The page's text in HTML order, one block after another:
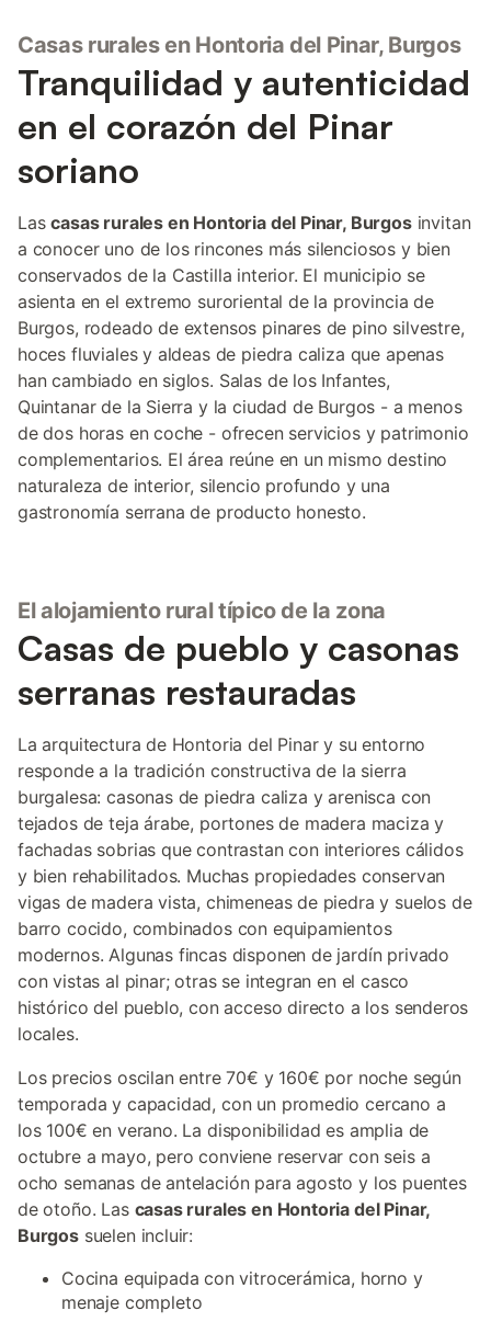
Casas rurales en Hontoria del Pinar, Burgos
Tranquilidad y autenticidad
en el corazón del Pinar
soriano
Lascasas rurales en Hontoria del Pinar, Burgosinvitan
a conocer uno de los rincones más silenciosos y bien
conservados de la Castilla interior. El municipio se
asienta en el extremo suroriental de la provincia de
Burgos, rodeado de extensos pinares de pino silvestre,
hoces fluviales y aldeas de piedra caliza que apenas
han cambiado en siglos. Salas de los Infantes,
Quintanar de la Sierra y la ciudad de Burgos - a menos
de dos horas en coche - ofrecen servicios y patrimonio
complementarios. El área reúne en un mismo destino
naturaleza de interior, silencio profundo y una
gastronomía serrana de producto honesto.
El alojamiento rural típico de la zona
Casas de pueblo y casonas
serranas restauradas
La arquitectura de Hontoria del Pinar y su entorno
responde a la tradición constructiva de la sierra
burgalesa: casonas de piedra caliza y arenisca con
tejados de teja árabe, portones de madera maciza y
fachadas sobrias que contrastan con interiores cálidos
y bien rehabilitados. Muchas propiedades conservan
vigas de madera vista, chimeneas de piedra y suelos de
barro cocido, combinados con equipamientos
modernos. Algunas fincas disponen de jardín privado
con vistas al pinar; otras se integran en el casco
histórico del pueblo, con acceso directo a los senderos
locales.
Los precios oscilan entre 70€ y 160€ por noche según
temporada y capacidad, con un promedio cercano a
los 100€ en verano. La disponibilidad es amplia de
octubre a mayo, pero conviene reservar con seis a
ocho semanas de antelación para agosto y los puentes
de otoño. Las casas rurales en Hontoria del Pinar,
Burgossuelen incluir:
Cocina equipada con vitrocerámica, horno y
menaje completo